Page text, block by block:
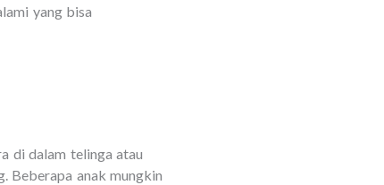
yang bisa
di dalam telinga atau
Beberapa anak mungkin